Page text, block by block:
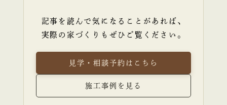
記事を読んで気になることがあれば、
実際の家づくりもぜひご覧ください。
見学・相談予約はこちら
施工事例を見る